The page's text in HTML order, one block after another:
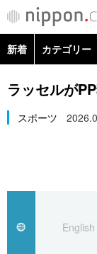
新着 カテゴリー
政治・外交
経済・ビジネス
社会
文化
ラッセルが
スポーツ
English